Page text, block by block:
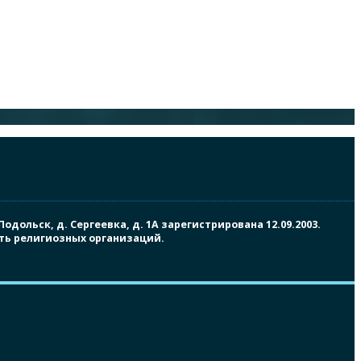
д. Сергеевка, д. 1А зарегистрирована 12.09.2003.
религиозных организаций.